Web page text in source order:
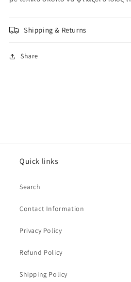
Shipping & Returns
Share
Quick links
Search
Contact Information
Privacy Policy
Refund Policy
Shipping Policy